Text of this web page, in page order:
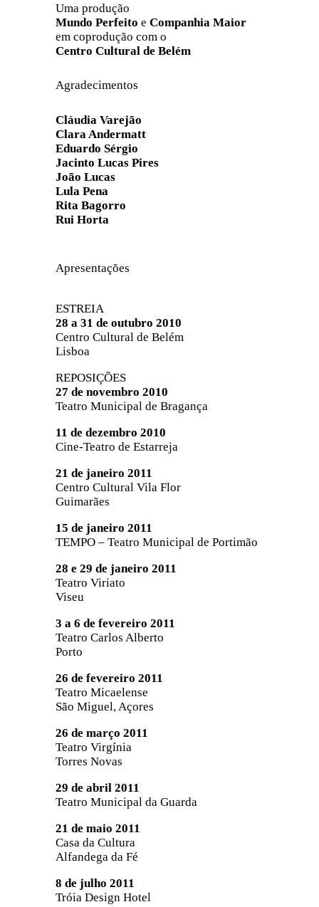
Uma produção
Mundo Perfeito e Companhia Maior
em coprodução com o
Centro Cultural de Belém
Agradecimentos
Cláudia Varejão
Clara Andermatt
Eduardo Sérgio
Jacinto Lucas Pires
João Lucas
Lula Pena
Rita Bagorro
Rui Horta
Apresentações
ESTREIA
28 a 31 de outubro 2010
Centro Cultural de Belém
Lisboa
REPOSIÇÕES
27 de novembro 2010
Teatro Municipal de Bragança
11 de dezembro 2010
Cine-Teatro de Estarreja
21 de janeiro 2011
Centro Cultural Vila Flor
Guimarães
15 de janeiro 2011
TEMPO – Teatro Municipal de Portimão
28 e 29 de janeiro 2011
Teatro Viriato
Viseu
3 a 6 de fevereiro 2011
Teatro Carlos Alberto
Porto
26 de fevereiro 2011
Teatro Micaelense
São Miguel, Açores
26 de março 2011
Teatro Virgínia
Torres Novas
29 de abril 2011
Teatro Municipal da Guarda
21 de maio 2011
Casa da Cultura
Alfandega da Fé
8 de julho 2011
Tróia Design Hotel